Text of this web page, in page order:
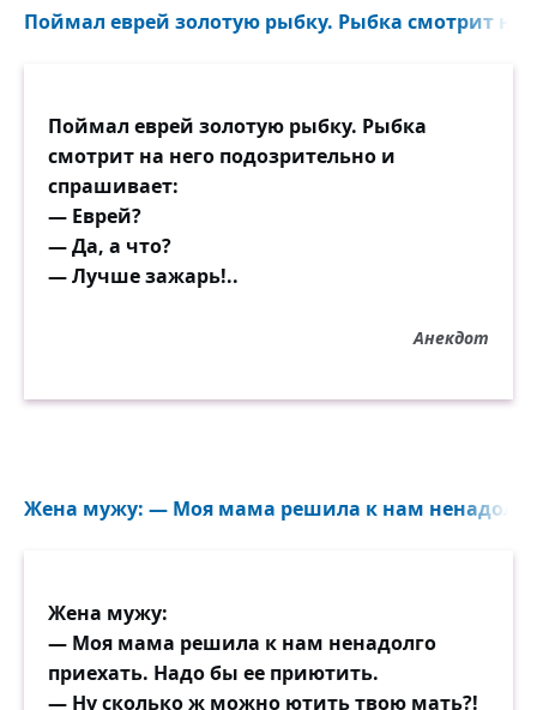
Поймал еврей золотую рыбку. Рыбка смотрит на
Поймал еврей золотую рыбку. Рыбка
смотрит на него подозрительно и
спрашивает:
— Еврей?
— Да, а что?
— Лучше зажарь!..
Анекдот
Жена мужу: — Моя мама решила к нам ненадолго
Жена мужу:
— Моя мама решила к нам ненадолго
приехать. Надо бы ее приютить.
— Ну сколько ж можно ютить твою мать?!